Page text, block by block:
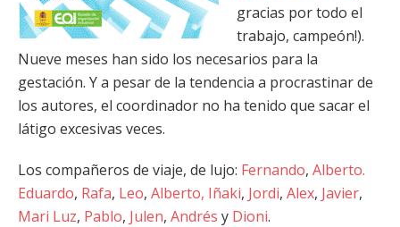
gracias por todo el
trabajo, campeón!).
Nueve meses han sido los necesarios para la
gestación. Y a pesar de la tendencia a procrastinar de
los autores, el coordinador no ha tenido que sacar el
látigo excesivas veces.
Los compañeros de viaje, de lujo: Fernando, Alberto.
Eduardo, Rafa, Leo, Alberto, Iñaki, Jordi, Alex, Javier,
Mari Luz, Pablo, Julen, Andrés y Dioni.